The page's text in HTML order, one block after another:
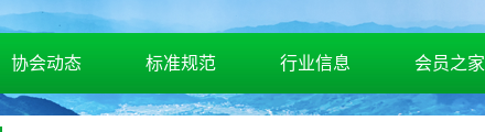
协会动态 标准规范 行业信息 会员之家